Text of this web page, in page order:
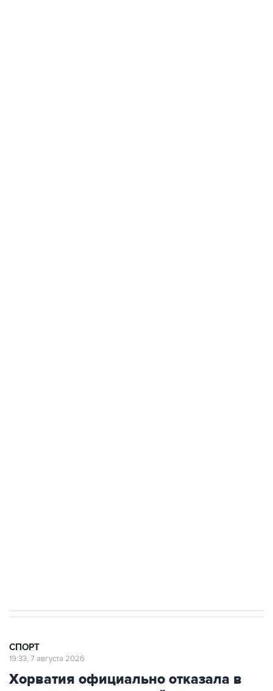
СПОРТ
19:33, 7 августа 2026
Хорватия официально отказала в